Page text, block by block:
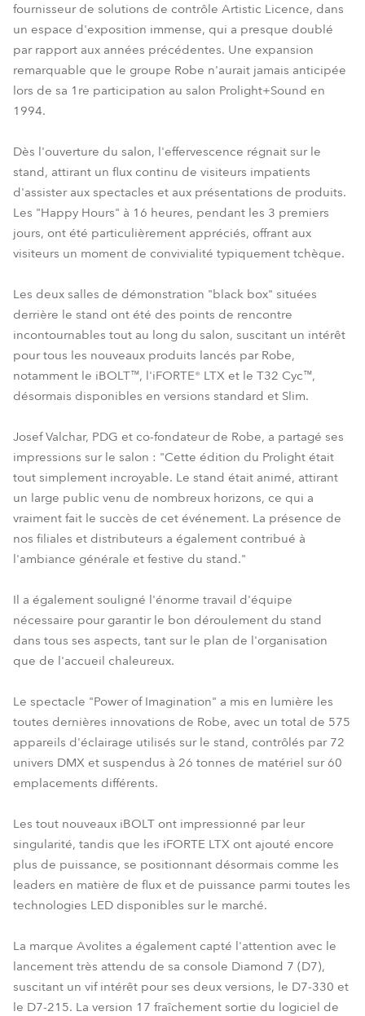
fournisseur de solutions de contrôle Artistic Licence, dans
un espace d'exposition immense, qui a presque doublé
par rapport aux années précédentes. Une expansion
remarquable que le groupe Robe n'aurait jamais anticipée
lors de sa 1re participation au salon Prolight+Sound en
1994.
Dès l'ouverture du salon, l'effervescence régnait sur le
stand, attirant un flux continu de visiteurs impatients
d'assister aux spectacles et aux présentations de produits.
Les "Happy Hours" à 16 heures, pendant les 3 premiers
jours, ont été particulièrement appréciés, offrant aux
visiteurs un moment de convivialité typiquement tchèque.
Les deux salles de démonstration "black box" situées
derrière le stand ont été des points de rencontre
incontournables tout au long du salon, suscitant un intérêt
pour tous les nouveaux produits lancés par Robe,
notamment le iBOLT™, l'iFORTE® LTX et le T32 Cyc™,
désormais disponibles en versions standard et Slim.
Josef Valchar, PDG et co-fondateur de Robe, a partagé ses
impressions sur le salon : "Cette édition du Prolight était
tout simplement incroyable. Le stand était animé, attirant
un large public venu de nombreux horizons, ce qui a
vraiment fait le succès de cet événement. La présence de
nos filiales et distributeurs a également contribué à
l'ambiance générale et festive du stand."
Il a également souligné l'énorme travail d'équipe
nécessaire pour garantir le bon déroulement du stand
dans tous ses aspects, tant sur le plan de l'organisation
que de l'accueil chaleureux.
Le spectacle "Power of Imagination" a mis en lumière les
toutes dernières innovations de Robe, avec un total de 575
appareils d'éclairage utilisés sur le stand, contrôlés par 72
univers DMX et suspendus à 26 tonnes de matériel sur 60
emplacements différents.
Les tout nouveaux iBOLT ont impressionné par leur
singularité, tandis que les iFORTE LTX ont ajouté encore
plus de puissance, se positionnant désormais comme les
leaders en matière de flux et de puissance parmi toutes les
technologies LED disponibles sur le marché.
La marque Avolites a également capté l'attention avec le
lancement très attendu de sa console Diamond 7 (D7),
suscitant un vif intérêt pour ses deux versions, le D7-330 et
le D7-215. La version 17 fraîchement sortie du logiciel de